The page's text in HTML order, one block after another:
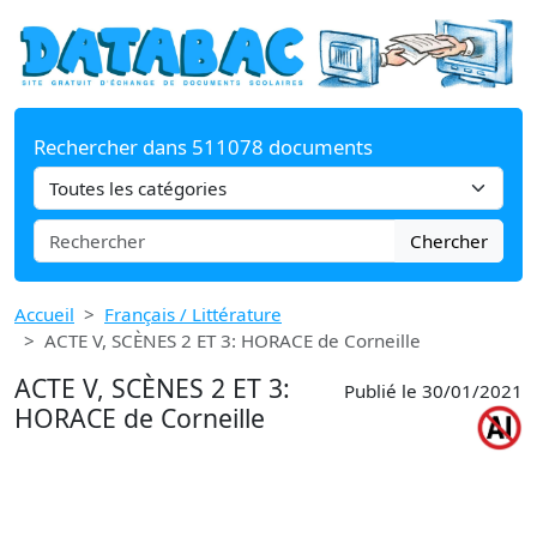
Rechercher dans 511078 documents
Chercher
Accueil
Français / Littérature
ACTE V, SCÈNES 2 ET 3: HORACE de Corneille
ACTE V, SCÈNES 2 ET 3:
HORACE de Corneille
Publié le 30/01/2021